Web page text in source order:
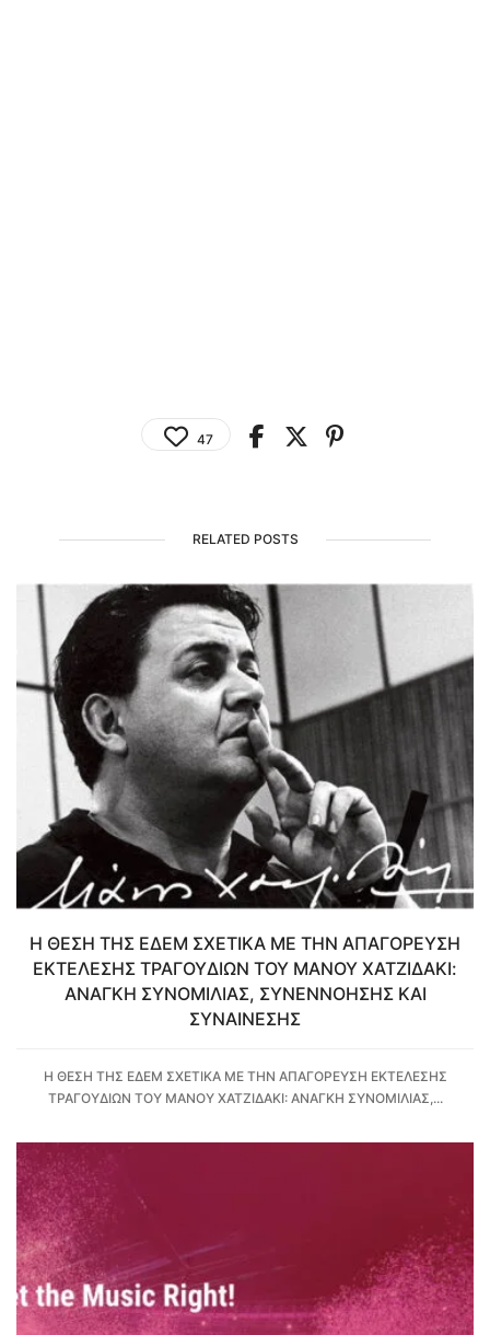
47
RELATED POSTS
Η ΘΕΣΗ ΤΗΣ ΕΔΕΜ ΣΧΕΤΙΚΑ ΜΕ ΤΗΝ ΑΠΑΓΟΡΕΥΣΗ
ΕΚΤΕΛΕΣΗΣ ΤΡΑΓΟΥΔΙΩΝ ΤΟΥ ΜΑΝΟΥ ΧΑΤΖΙΔΑΚΙ:
ΑΝΑΓΚΗ ΣΥΝΟΜΙΛΙΑΣ, ΣΥΝΕΝΝΟΗΣΗΣ ΚΑΙ
ΣΥΝΑΙΝΕΣΗΣ
Η ΘΕΣΗ ΤΗΣ ΕΔΕΜ ΣΧΕΤΙΚΑ ΜΕ ΤΗΝ ΑΠΑΓΟΡΕΥΣΗ ΕΚΤΕΛΕΣΗΣ
ΤΡΑΓΟΥΔΙΩΝ ΤΟΥ ΜΑΝΟΥ ΧΑΤΖΙΔΑΚΙ: ΑΝΑΓΚΗ ΣΥΝΟΜΙΛΙΑΣ,...